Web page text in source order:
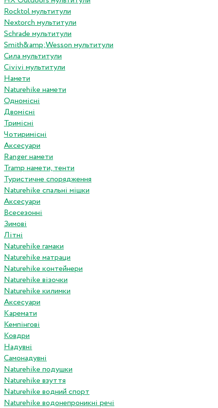
Rocktol мультитули
Nextorch мультитули
Schrade мультитули
Smith&amp;Wesson мультитули
Сила мультитули
Civivi мультитули
Намети
Naturehike намети
Одномісні
Двомісні
Тримісні
Чотиримісні
Аксесуари
Ranger намети
Tramp намети, тенти
Туристичне спорядження
Naturehike спальні мішки
Аксесуари
Всесезонні
Зимові
Літні
Naturehike гамаки
Naturehike матраци
Naturehike контейнери
Naturehike візочки
Naturehike килимки
Аксесуари
Каремати
Кемпінгові
Ковдри
Надувні
Самонадувні
Naturehike подушки
Naturehike взуття
Naturehike водний спорт
Naturehike водонепроникні речі